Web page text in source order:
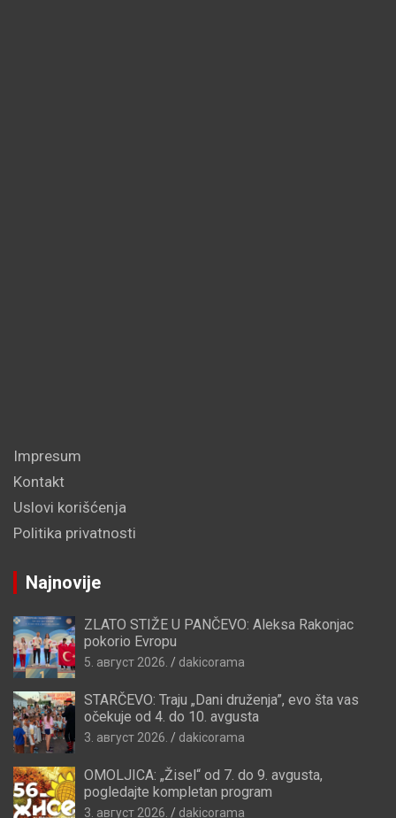
Impresum
Kontakt
Uslovi korišćenja
Politika privatnosti
Najnovije
ZLATO STIŽE U PANČEVO: Aleksa Rakonjac
pokorio Evropu
5. август 2026. dakicorama
STARČEVO: Traju „Dani druženja”, evo šta vas
očekuje od 4. do 10. avgusta
3. август 2026. dakicorama
OMOLJICA: „Žisel“ od 7. do 9. avgusta,
pogledajte kompletan program
3. август 2026. dakicorama